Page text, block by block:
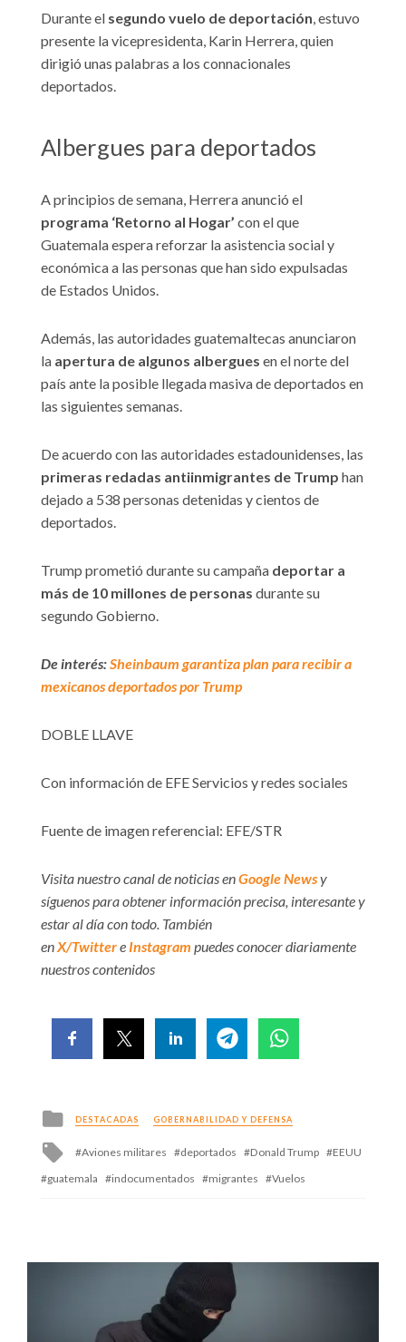
Durante el segundo vuelo de deportación, estuvo
presente la vicepresidenta, Karin Herrera, quien
dirigió unas palabras a los connacionales
deportados.
Albergues para deportados
A principios de semana, Herrera anunció el
programa ‘Retorno al Hogar’ con el que
Guatemala espera reforzar la asistencia social y
económica a las personas que han sido expulsadas
de Estados Unidos.
Además, las autoridades guatemaltecas anunciaron
la apertura de algunos albergues en el norte del
país ante la posible llegada masiva de deportados en
las siguientes semanas.
De acuerdo con las autoridades estadounidenses, las
primeras redadas antiinmigrantes de Trump han
dejado a 538 personas detenidas y cientos de
deportados.
Trump prometió durante su campaña deportar a
más de 10 millones de personas durante su
segundo Gobierno.
De interés:Sheinbaum garantiza plan para recibir a
mexicanos deportados por Trump
DOBLE LLAVE
Con información de EFE Servicios y redes sociales
Fuente de imagen referencial: EFE/STR
Visita nuestro canal de noticias enGoogle Newsy
síguenos para obtener información precisa, interesante y
estar al día con todo. También
enX/Twittere Instagram puedes conocer diariamente
nuestros contenidos
Posted
in
DESTACADAS GOBERNABILIDAD Y DEFENSA
Tagged
Aviones militares deportados Donald Trump
EEUU
guatemala
indocumentados migrantes Vuelos